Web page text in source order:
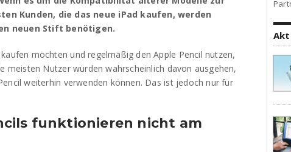
Kunden, die das neue iPad kaufen, werden
neuen Stift benötigen.
möchten und regelmäßig den Apple Pencil nutzen,
meisten Nutzer würden wahrscheinlich davon ausgehen,
weiterhin verwenden können. Das ist jedoch nur für
funktionieren nicht am